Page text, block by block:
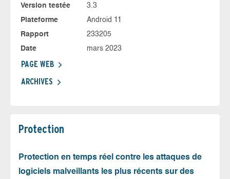
Version testée
3.3
Plateforme
Android 11
Rapport
233205
Date
mars 2023
PAGE WEB
ARCHIVES
Protection
Protection en temps réel contre les attaques de
logiciels malveillants les plus récents sur des